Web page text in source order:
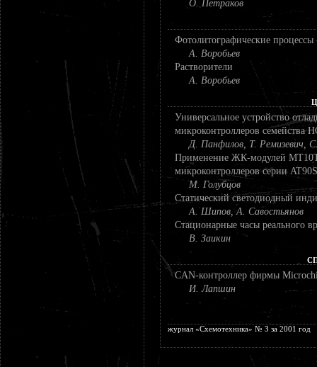
О. Петраков
Фотолитографические
А. Воробьев
Растворители
А. Воробьев
Универсальное устройство
микроконтроллеров семейства
Д. Панфилов, Т. Ремизевич,
Применение ЖК-модулей
микроконтроллеров серии
М. Голубцов
Статический светодиодный
А. Шипов, А. Савостьянов
Стационарные часы реального
В. Заикин
CAN-контроллер фирмы
И. Лапшин
журнал «Схемотехника» № 3 за 2001 год